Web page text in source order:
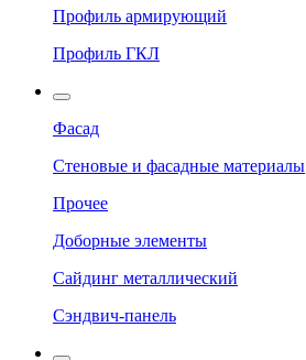
Профиль армирующий
Профиль ГКЛ
Фасад
Стеновые и фасадные материалы
Прочее
Доборные элементы
Сайдинг металлический
Сэндвич-панель